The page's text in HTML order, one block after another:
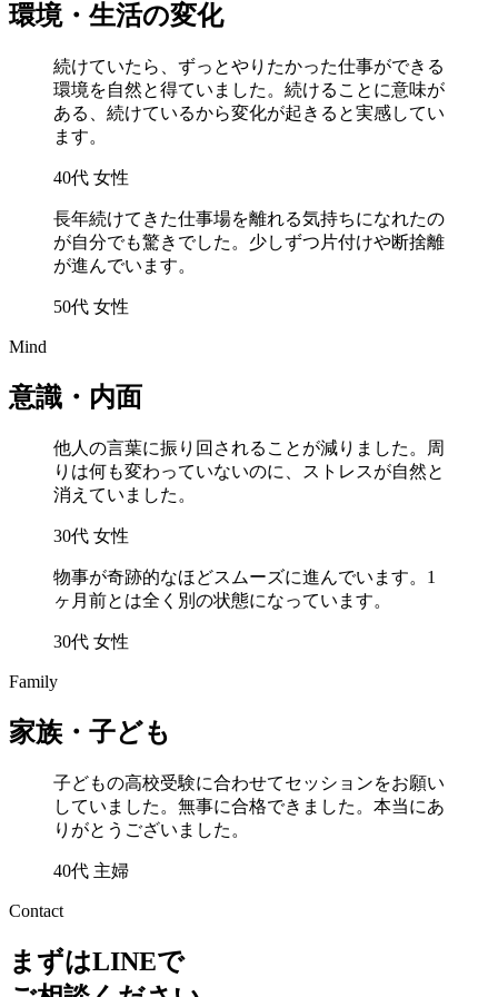
環境・生活の変化
続けていたら、ずっとやりたかった仕事ができる
環境を自然と得ていました。続けることに意味が
ある、続けているから変化が起きると実感してい
ます。
40代 女性
長年続けてきた仕事場を離れる気持ちになれたの
が自分でも驚きでした。少しずつ片付けや断捨離
が進んでいます。
50代 女性
Mind
意識・内面
他人の言葉に振り回されることが減りました。周
りは何も変わっていないのに、ストレスが自然と
消えていました。
30代 女性
物事が奇跡的なほどスムーズに進んでいます。1
ヶ月前とは全く別の状態になっています。
30代 女性
Family
家族・子ども
子どもの高校受験に合わせてセッションをお願い
していました。無事に合格できました。本当にあ
りがとうございました。
40代 主婦
Contact
まずはLINEで